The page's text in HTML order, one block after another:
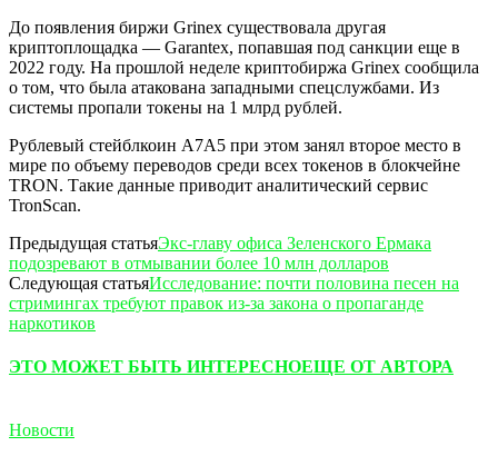
До появления биржи Grinex существовала другая
криптоплощадка — Garantex, попавшая под санкции еще в
2022 году. На прошлой неделе криптобиржа Grinex сообщила
о том, что была атакована западными спецслужбами. Из
системы пропали токены на 1 млрд рублей.
Рублевый стейблкоин A7A5 при этом занял второе место в
мире по объему переводов среди всех токенов в блокчейне
TRON. Такие данные приводит аналитический сервис
TronScan.
Предыдущая статьяЭкс-главу офиса Зеленского Ермака
подозревают в отмывании более 10 млн долларов
Следующая статьяИсследование: почти половина песен на
стримингах требуют правок из-за закона о пропаганде
наркотиков
ЭТО МОЖЕТ БЫТЬ ИНТЕРЕСНОЕЩЕ ОТ АВТОРА
Новости